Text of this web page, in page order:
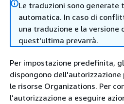
Le traduzioni sono generate
automatica. In caso di
una traduzione e la versione
quest'ultima prevarrà.
Per impostazione predefinita,
dispongono dell'autorizzazione
le risorse Organizations. Per
l’autorizzazione a eseguire